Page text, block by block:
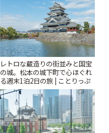
レトロな蔵造りの街並みと国宝
の城。松本の城下町で心ほぐれ
る週末1泊2日の旅 | ことりっぷ